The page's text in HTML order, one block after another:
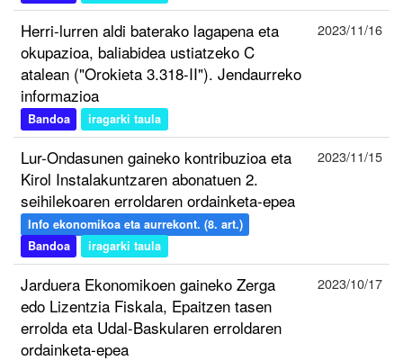
Herri-lurren aldi baterako lagapena eta
okupazioa, baliabidea ustiatzeko C
atalean ("Orokieta 3.318-II"). Jendaurreko
informazioa
Bandoa iragarki taula
2023/11/16
Lur-Ondasunen gaineko kontribuzioa eta
Kirol Instalakuntzaren abonatuen 2.
seihilekoaren erroldaren ordainketa-epea
Info ekonomikoa eta aurrekont. (8. art.)
Bandoa
iragarki taula
2023/11/15
Jarduera Ekonomikoen gaineko Zerga
edo Lizentzia Fiskala, Epaitzen tasen
errolda eta Udal-Baskularen erroldaren
ordainketa-epea
2023/10/17